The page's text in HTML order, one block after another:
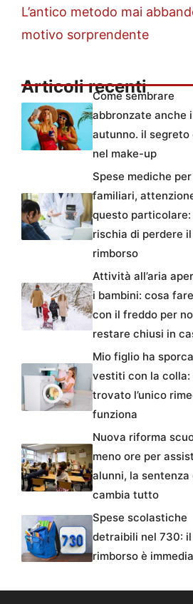
L’antico metodo mai
motivo sorprendente
Articoli recenti
Come sembrare
abbronzate anche
autunno. il
nel make-up
Spese mediche per
familiari,
questo particolare:
rischia di perdere il
rimborso
Attività all’aria
i bambini: cosa
con il freddo per
restare chiusi in
Mio figlio ha
vestiti con la colla:
trovato l’unico
funziona
Nuova riforma
meno ore per
alunni, la sentenza
cambia tutto
Spese scolastiche
detraibili nel 730: il
rimborso è